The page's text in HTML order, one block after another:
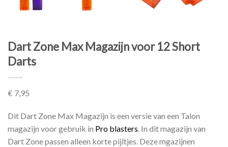
Dart Zone Max Magazijn voor 12 Short
Darts
€ 7,95
Dit Dart Zone Max Magazijn is een versie van een Talon
magazijn voor gebruik in Pro blasters. In dit magazijn van
Dart Zone passen alleen korte pijltjes. Deze mgazijnen